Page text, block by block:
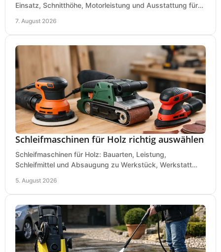
Einsatz, Schnitthöhe, Motorleistung und Ausstattung für
7. August 2026
Schleifmaschinen für Holz richtig auswählen
Schleifmaschinen für Holz: Bauarten, Leistung,
Schleifmittel und Absaugung zu Werkstück, Werkstatt
5. August 2026